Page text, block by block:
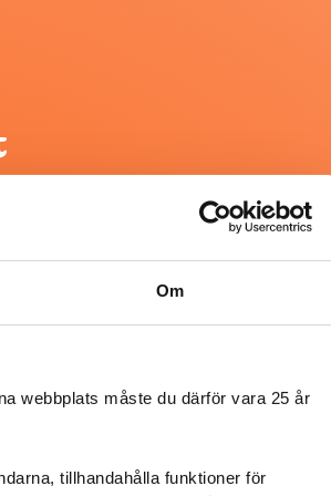
Om
webbplats måste du därför vara 25 år
tillhandahålla funktioner för
@heartfriend